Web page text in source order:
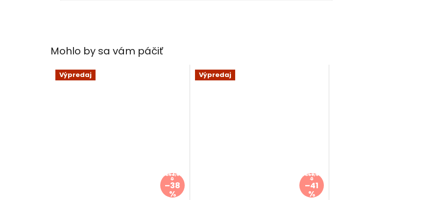
Mohlo by sa vám páčiť
Výpredaj
€64,9
0
–38
%
Výpredaj
€59,9
0
–41
%